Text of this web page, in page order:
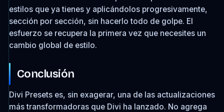
estilos que ya tienes y aplicándolos progresivamente,
sección por sección, sin hacerlo todo de golpe. El
esfuerzo se recupera la primera vez que necesites un
cambio global de estilo.
Conclusión
Divi Presets es, sin exagerar, una de las actualizaciones
más transformadoras que Divi ha lanzado. No agrega